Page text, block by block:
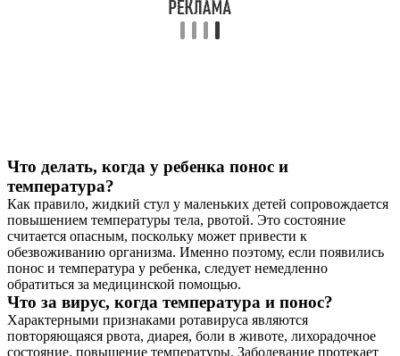
Что делать, когда у ребенка понос и
температура?
Как правило, жидкий стул у маленьких детей сопровождается
повышением температуры тела, рвотой. Это состояние
считается опасным, поскольку может привести к
обезвоживанию организма. Именно поэтому, если появились
понос и температура у ребенка, следует немедленно
обратиться за медицинской помощью.
Что за вирус, когда температура и понос?
Характерными признаками ротавируса являются
повторяющаяся рвота, диарея, боли в животе, лихорадочное
состояние, повышение температуры. Заболевание протекает